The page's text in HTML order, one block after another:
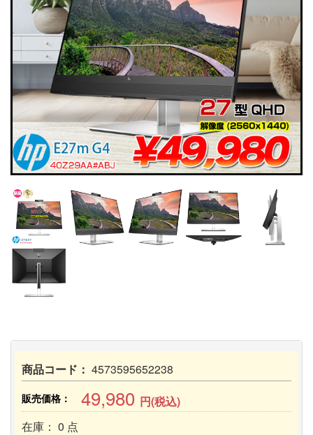
商品コード： 4573595652238
販売価格： 49,980 円(税込)
在庫： 0 点